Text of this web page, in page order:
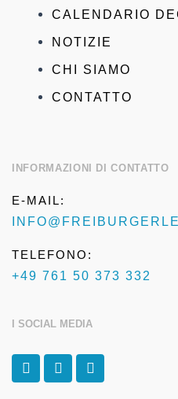
CALENDARIO
NOTIZIE
CHI SIAMO
CONTATTO
INFORMAZIONI DI CONTATTO
E-MAIL:
TELEFONO:
+49 761 50 373 332
I SOCIAL MEDIA
F
a
c
I
n
s
T
r
i